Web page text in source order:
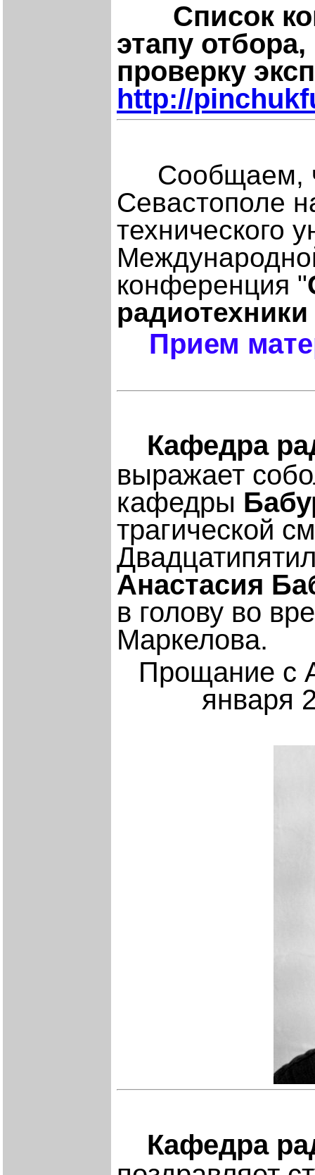
Список
этапу
проверку
http://
Сообщаем,
Севастополе
технического
конференция "
Прием
Кафедра
выражает
кафедры
трагической
Анастасия
в голову во
Маркелова.
Прощание с
января
Кафедра